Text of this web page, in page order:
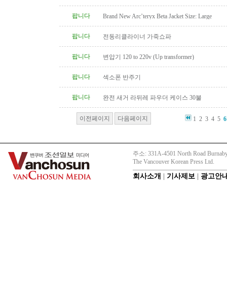
팝니다 Brand New Arc’teryx Beta Jacket Size: Large
팝니다 전동리클라이너 가죽쇼파
팝니다 변압기 120 to 220v (Up transformer)
팝니다 섹소폰 반주기
팝니다 완전 새거 라뒤레 파우더 케이스 30불
이전페이지 다음페이지 1 2 3 4 5 6
주소: 331A-4501 North Road
The Vancouver Korean Press Ltd.
회사소개 기사제보 광고안